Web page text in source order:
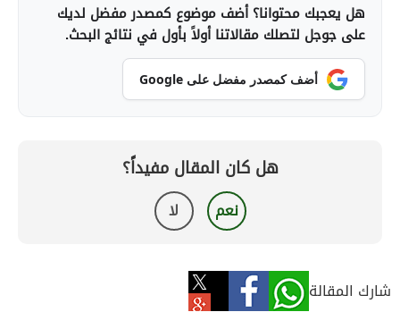
هل يعجبك محتوانا؟ أضف موضوع كمصدر مفضل لديك
على جوجل لتصلك مقالاتنا أولاً بأول في نتائج البحث.
أضف كمصدر مفضل على Google
هل كان المقال مفيداً؟
نعم لا
شارك المقالة